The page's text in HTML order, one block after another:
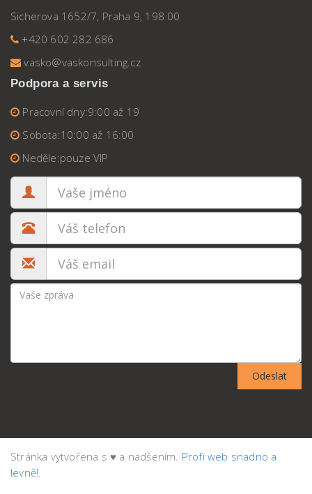
Sicherova 1652/7, Praha 9, 198 00
+420 602 282 686
vasko@vaskonsulting.cz
Podpora a servis
Pracovní dny:9:00 až 19
Sobota:10:00 až 16:00
Neděle:pouze VIP
Odeslat
Stránka vytvořena s ♥ a nadšením. Profi web snadno a
levně!.